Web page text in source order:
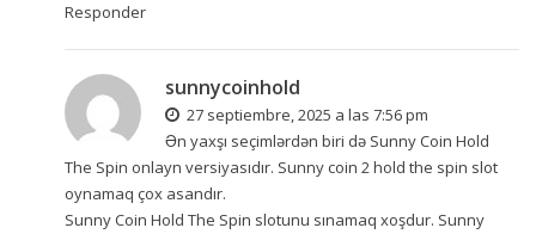
Responder
sunnycoinhold
27 septiembre, 2025 a las 7:56 pm
Ən yaxşı seçimlərdən biri də Sunny Coin Hold
The Spin onlayn versiyasıdır. Sunny coin 2 hold the spin slot
oynamaq çox asandır.
Sunny Coin Hold The Spin slotunu sınamaq xoşdur. Sunny